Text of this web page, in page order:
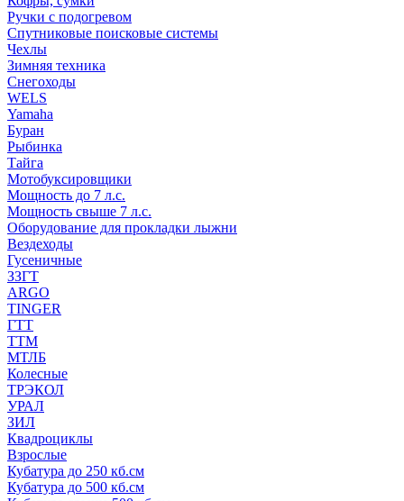
Ручки с подогревом
Спутниковые поисковые системы
Чехлы
Зимняя техника
Снегоходы
WELS
Yamaha
Буран
Рыбинка
Тайга
Мотобуксировщики
Мощность до 7 л.с.
Мощность свыше 7 л.с.
Оборудование для прокладки лыжни
Вездеходы
Гусеничные
ЗЗГТ
ARGO
TINGER
ГТТ
ТТМ
МТЛБ
Колесные
ТРЭКОЛ
УРАЛ
ЗИЛ
Квадроциклы
Взрослые
Кубатура до 250 кб.см
Кубатура до 500 кб.см